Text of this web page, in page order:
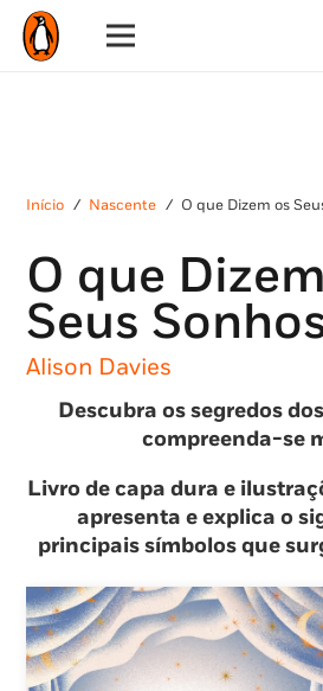
Início / Nascente / O que Dizem os
O que
Seus
Alison Davies
Descubra os segredos
compreenda-se
Livro de capa dura e
apresenta e explica o
principais símbolos que